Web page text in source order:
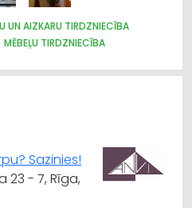
UN AIZKARU TIRDZNIECĪBA
MĒBEĻU TIRDZNIECĪBA
SUVENĪRI, DĀVANAS
Sazinies!
23 - 7, Rīga,